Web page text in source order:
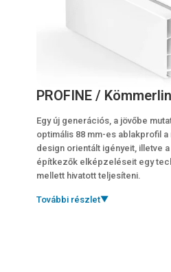
PROFINE /
Egy új generációs, a jövőbe
optimális 88 mm-es ablakprofil
design orientált igényeit, illetve
építkezők elképzeléseit egy
mellett hivatott teljesíteni.
További részlet▼